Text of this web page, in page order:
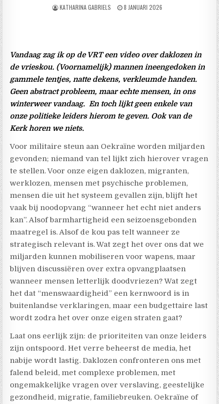
KATHARINA GABRIELS 8 JANUARI 2026
Vandaag zag ik op de VRT een video over daklozen in
de vrieskou. (Voornamelijk) mannen ineengedoken in
gammele tentjes, natte dekens, verkleumde handen.
Geen abstract probleem, maar echte mensen, in ons
winterweer vandaag. En toch lijkt geen enkele van
onze politieke leiders hierom te geven. Ook van de
Kerk horen we niets.
Voor militaire steun aan Oekraïne worden miljarden
gevonden; niemand van tel lijkt zich hierover vragen
te stellen. Voor onze eigen daklozen, migranten,
werklozen, mensen met psychische problemen,
mensen die uit het systeem gevallen zijn, blijft het
vaak bij noodopvang “wanneer het echt niet anders
kan”. Alsof barmhartigheid een seizoensgebonden
maatregel is. Alsof de kou pas telt wanneer ze
strategisch relevant is. Wat zegt het over ons dat we
miljarden kunnen mobiliseren voor wapens, maar
blijven discussiëren over extra opvangplaatsen
wanneer mensen letterlijk doodvriezen? Wat zegt
het dat “menswaardigheid” een kernwoord is in
buitenlandse verklaringen, maar een budgettaire last
wordt zodra het over onze eigen straten gaat?
Laat ons eerlijk zijn: de prioriteiten van onze leiders
zijn ontspoord. Het verre beheerst de media, het
nabije wordt lastig. Daklozen confronteren ons met
falend beleid, met complexe problemen, met
ongemakkelijke vragen over verslaving, geestelijke
gezondheid, migratie, familiebreuken. Oekraïne of